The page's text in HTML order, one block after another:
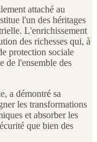
attaché au
l'un des héritages
L'enrichissement
des richesses qui, à
protection sociale
de l'ensemble des
a démontré sa
les transformations
et absorber les
que bien des